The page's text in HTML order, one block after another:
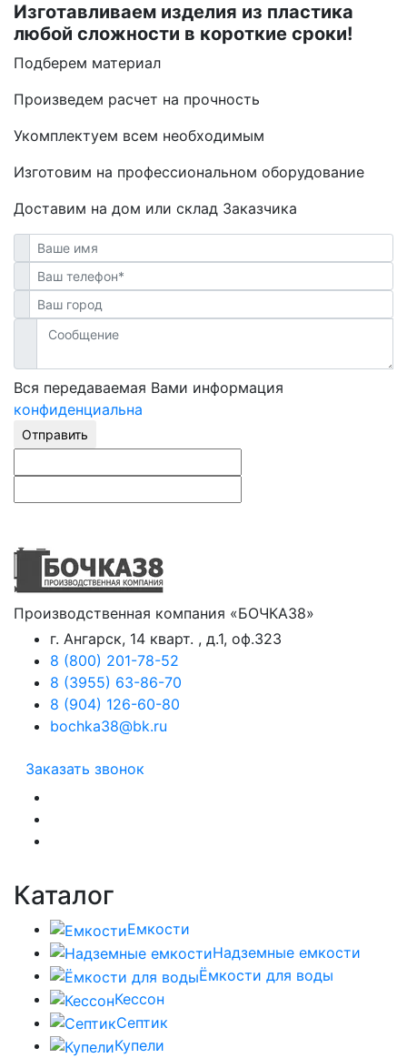
Изготавливаем изделия из пластика
любой сложности в короткие сроки!
Подберем материал
Произведем расчет на прочность
Укомплектуем всем необходимым
Изготовим на профессиональном оборудование
Доставим на дом или склад Заказчика
Вся передаваемая Вами информация
конфиденциальна
Отправить
Производственная компания «БОЧКА38»
г. Ангарск, 14 кварт. , д.1, оф.323
8 (800) 201-78-52
8 (3955) 63-86-70
8 (904) 126-60-80
bochka38@bk.ru
Заказать звонок
Каталог
Емкости
Надземные емкости
Ёмкости для воды
Кессон
Септик
Купели